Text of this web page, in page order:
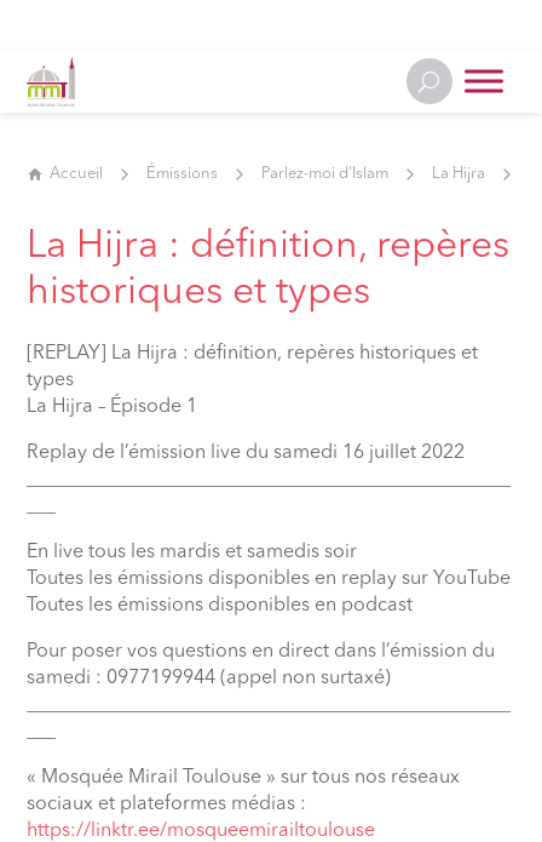
Accueil Émissions Parlez-moi d'Islam La Hijra
La Hijra : définition, repères
historiques et types
[REPLAY] La Hijra : définition, repères historiques et
types
La Hijra – Épisode 1
Replay de l’émission live du samedi 16 juillet 2022
En live tous les mardis et samedis soir
Toutes les émissions disponibles en replay sur YouTube
Toutes les émissions disponibles en podcast
Pour poser vos questions en direct dans l’émission du
samedi : 0977199944 (appel non surtaxé)
« Mosquée Mirail Toulouse » sur tous nos réseaux
sociaux et plateformes médias :
⁠https://linktr.ee/mosqueemirailtoulouse